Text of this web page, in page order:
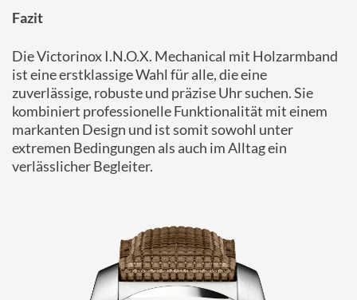
Fazit
Die Victorinox I.N.O.X. Mechanical mit Holzarmband
ist eine erstklassige Wahl für alle, die eine
zuverlässige, robuste und präzise Uhr suchen.Sie
kombiniert professionelle Funktionalität mit einem
markanten Design und ist somit sowohl unter
extremen Bedingungen als auch im Alltag ein
verlässlicher Begleiter.